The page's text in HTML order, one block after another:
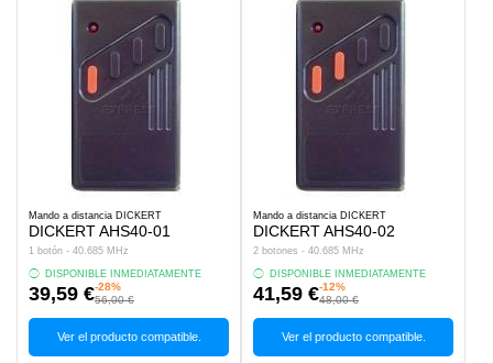
Mando a distancia DICKERT
DICKERT AHS40-01
1 botón - 40.685 MHz
DISPONIBLE INMEDIATAMENTE
39,59 €-28%
56,00 €
Ver el producto compatible.
Mando a distancia DICKERT
DICKERT AHS40-02
2 botones - 40.685 MHz
DISPONIBLE INMEDIATAMENTE
41,59 €-12%
48,00 €
Ver el producto compatible.